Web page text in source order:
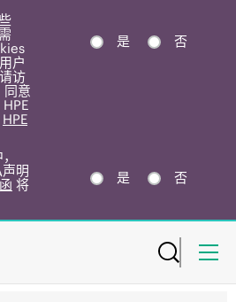
户
访
同意
HPE
是 否
明
将
是 否